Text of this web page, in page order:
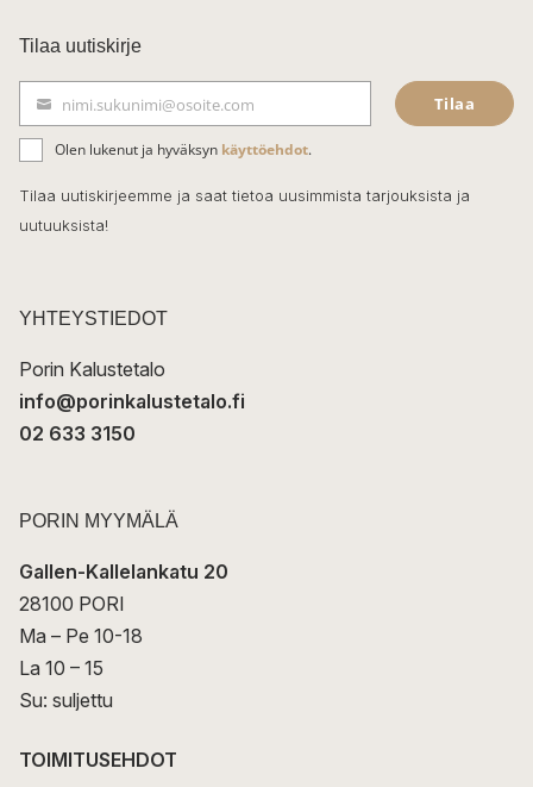
c
e
b
o
o
k
Tilaa uutiskirje
ä
h
k
t
nimi.sukunimi@osoite.com Tilaa
Olen lukenut ja hyväksyn käyttöehdot.
Tilaa uutiskirjeemme ja saat tietoa uusimmista tarjouksista ja
uutuuksista!
YHTEYSTIEDOT
Porin Kalustetalo
info@porinkalustetalo.fi
02 633 3150
PORIN MYYMÄLÄ
Gallen-Kallelankatu 20
28100 PORI
Ma – Pe 10-18
La 10 – 15
Su: suljettu
TOIMITUSEHDOT